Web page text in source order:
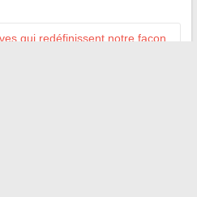
qui redéfinissent notre façon